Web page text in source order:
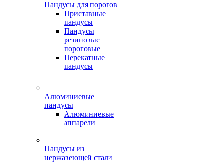
Пандусы для порогов
Приставные
пандусы
Пандусы
резиновые
пороговые
Перекатные
пандусы
Алюминиевые
пандусы
Алюминиевые
аппарели
Пандусы из
нержавеющей стали